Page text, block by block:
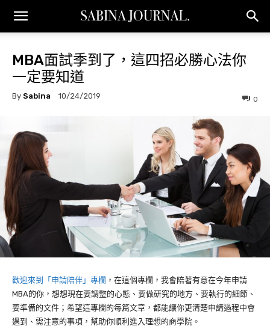
MBA面試季到了，這四招必勝心法你
一定要知道
By Sabina 10/24/2019 0
歡迎來到「申請陪伴」專欄 ，在這個專欄，我會陪著有意在今年申請
MBA的你，想想現在要調整的心態、要做研究的地方、要執行的細節、
要準備的文件；希望這專欄的每篇文章，都能讓你更清楚申請過程中會
遇到、需注意的事項，幫助你順利進入理想的商學院。